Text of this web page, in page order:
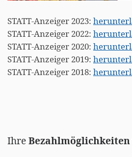
STATT-Anzeiger 2023:
STATT-Anzeiger 2022:
STATT-Anzeiger 2020:
STATT-Anzeiger 2019:
STATT-Anzeiger 2018:
Ihre